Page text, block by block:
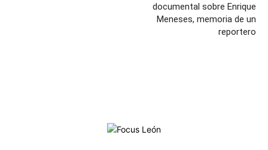
documental sobre Enrique
Meneses, memoria de un
reportero